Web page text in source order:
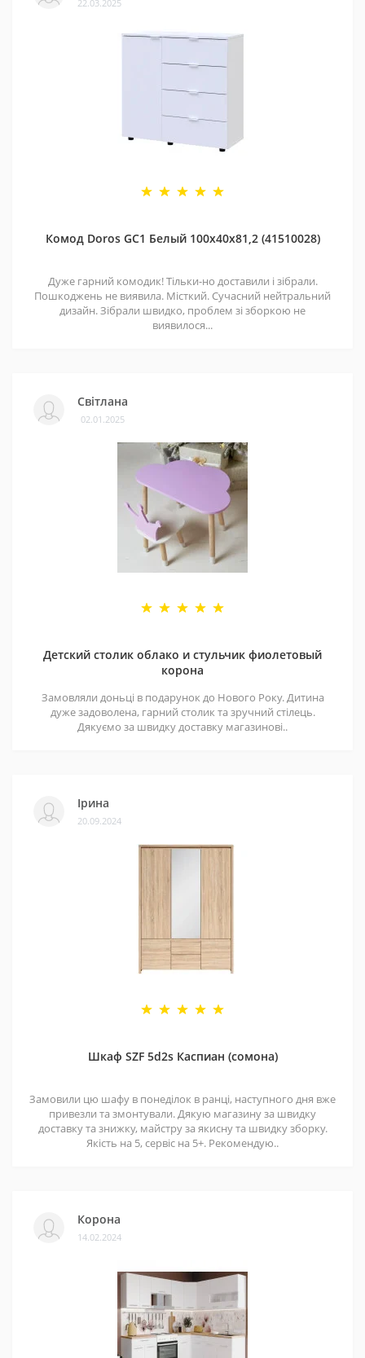
22.03.2025
Комод Doros GС1 Белый 100х40х81,2 (41510028)
Дуже гарний комодик! Тільки-но доставили і зібрали.
Пошкоджень не виявила. Місткий. Сучасний нейтральний
дизайн. Зібрали швидко, проблем зі зборкою не
виявилося...
Світлана
02.01.2025
Детский столик облако и стульчик фиолетовый
корона
Замовляли доньці в подарунок до Нового Року. Дитина
дуже задоволена, гарний столик та зручний стілець.
Дякуємо за швидку доставку магазинові..
Ірина
20.09.2024
Шкаф SZF 5d2s Каспиан (сомона)
Замовили цю шафу в понеділок в ранці, наступного дня вже
привезли та змонтували. Дякую магазину за швидку
доставку та знижку, майстру за якисну та швидку зборку.
Якість на 5, сервіс на 5+. Рекомендую..
Корона
14.02.2024